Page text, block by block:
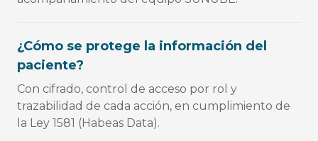
¿Cómo se protege la información del
paciente?
Con cifrado, control de acceso por rol y
trazabilidad de cada acción, en cumplimiento de
la Ley 1581 (Habeas Data).